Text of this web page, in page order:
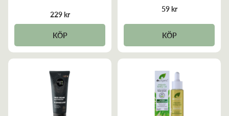
229 kr
KÖP
59 kr
KÖP